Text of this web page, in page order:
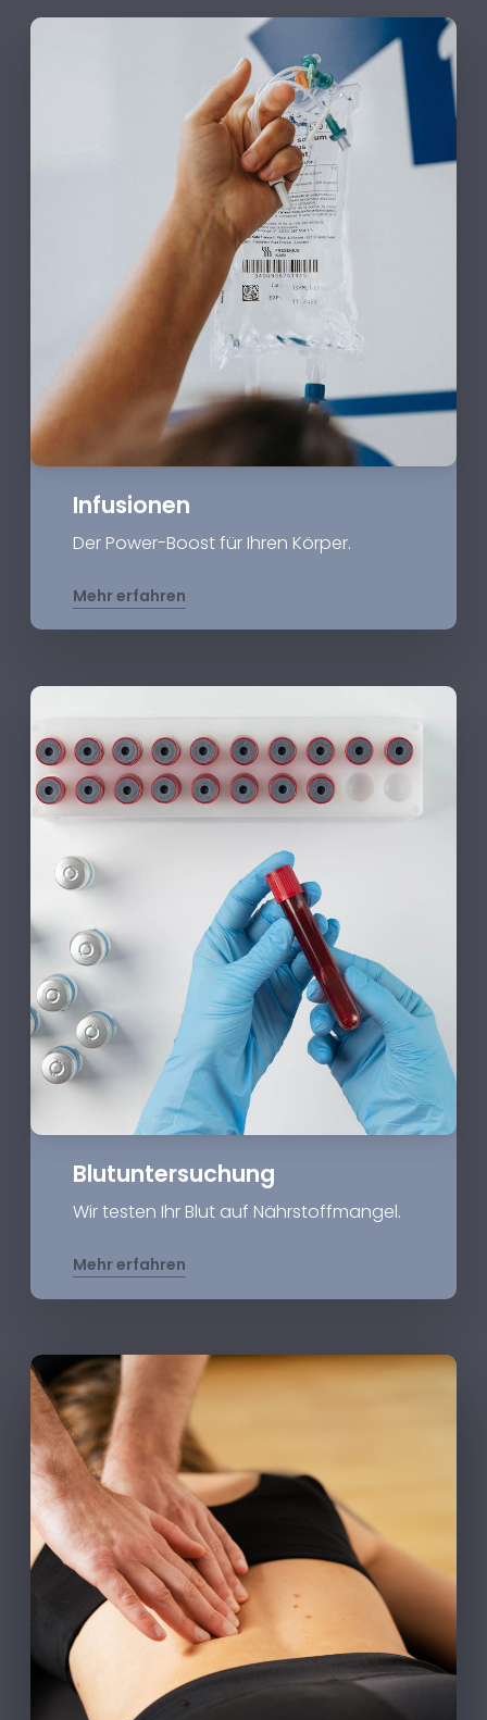
Infusionen
Der Power-Boost für Ihren Körper.
Mehr erfahren
Blutuntersuchung
Wir testen Ihr Blut auf Nährstoffmangel.
Mehr erfahren